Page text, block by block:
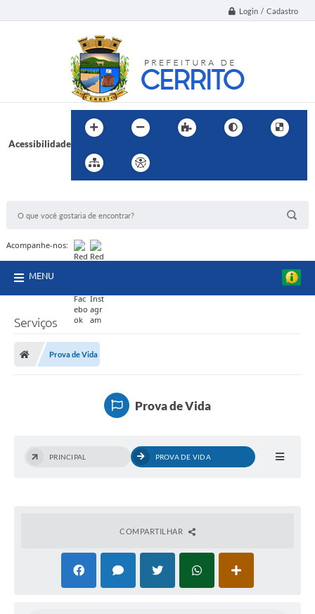
Login / Cadastro
Acessibilidade
Acompanhe-nos:
MENU
Serviços
Prova de Vida
Prova de Vida
PRINCIPAL PROVA DE VIDA
COMPARTILHAR